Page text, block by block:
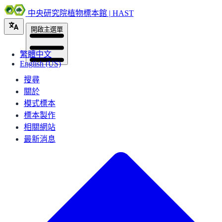
中央研究院植物標本館 | HAST
繁體中文
English (US)
開啟主選單
搜尋
關於
模式標本
標本製作
相關網站
最新消息